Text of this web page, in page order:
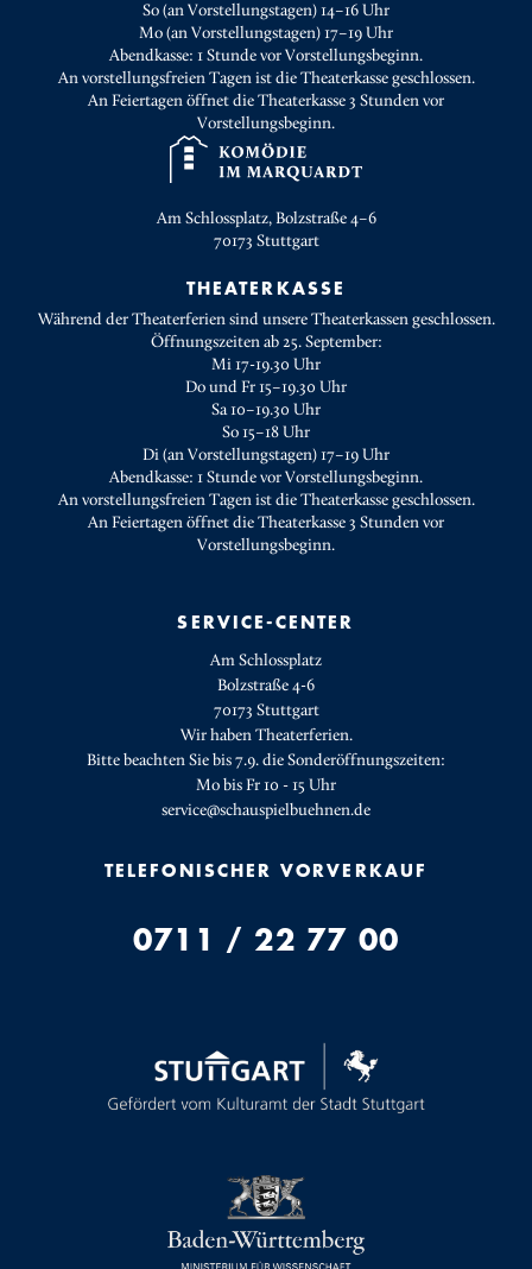
So (an Vorstellungstagen) 14–16 Uhr
Mo (an Vorstellungstagen) 17–19 Uhr
Abendkasse: 1 Stunde vor Vorstellungsbeginn.
An vorstellungsfreien Tagen ist die Theaterkasse geschlossen.
An Feiertagen öffnet die Theaterkasse 3 Stunden vor
Vorstellungsbeginn.
Am Schlossplatz, Bolzstraße 4–6
70173 Stuttgart
THEATERKASSE
Während der Theaterferien sind unsere Theaterkassen geschlossen.
Öffnungszeiten ab 25. September:
Mi 17-19.30 Uhr
Do und Fr 15–19.30 Uhr
Sa 10–19.30 Uhr
So 15–18 Uhr
Di (an Vorstellungstagen) 17–19 Uhr
Abendkasse: 1 Stunde vor Vorstellungsbeginn.
An vorstellungsfreien Tagen ist die Theaterkasse geschlossen.
An Feiertagen öffnet die Theaterkasse 3 Stunden vor
Vorstellungsbeginn.
SERVICE-CENTER
Am Schlossplatz
Bolzstraße 4-6
70173 Stuttgart
Wir haben Theaterferien.
Bitte beachten Sie bis 7.9. die Sonderöffnungszeiten:
Mo bis Fr 10 - 15 Uhr
service@schauspielbuehnen.de
TELEFONISCHER VORVERKAUF
0711 / 22 77 00